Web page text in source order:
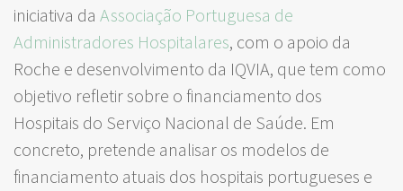
iniciativa da Associação Portuguesa de
Administradores Hospitalares, com o apoio da
Roche e desenvolvimento da IQVIA, que tem como
objetivo refletir sobre o financiamento dos
Hospitais do Serviço Nacional de Saúde. Em
concreto, pretende analisar os modelos de
financiamento atuais dos hospitais portugueses e